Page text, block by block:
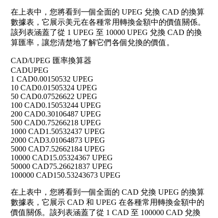
在上表中，您將看到一個全面的 UPEG 兌換 CAD 的換算
數據表，它展示美元在各種常用轉換金額中的價值關係。
該列表涵蓋了從 1 UPEG 至 10000 UPEG 兌換 CAD 的換
算匯率，讓您清楚地了解它們各個兌換的價值。
CAD/UPEG 匯率換算器
CADUPEG
1 CAD0.00150532 UPEG
10 CAD0.01505324 UPEG
50 CAD0.07526622 UPEG
100 CAD0.15053244 UPEG
200 CAD0.30106487 UPEG
500 CAD0.75266218 UPEG
1000 CAD1.50532437 UPEG
2000 CAD3.01064873 UPEG
5000 CAD7.52662184 UPEG
10000 CAD15.05324367 UPEG
50000 CAD75.26621837 UPEG
100000 CAD150.53243673 UPEG
在上表中，您將看到一個全面的 CAD 兌換 UPEG 的換算
數據表，它展示 CAD 和 UPEG 在各種常用轉換金額中的
價值關係。該列表涵蓋了從 1 CAD 至 100000 CAD 兌換